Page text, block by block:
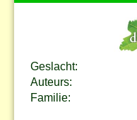
Geslacht:
Auteurs:
Familie: